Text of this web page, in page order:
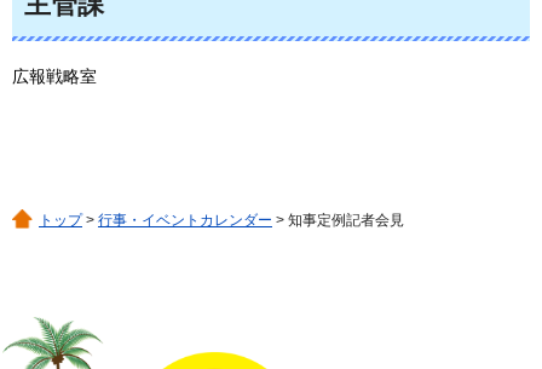
広報戦略室
トップ> 行事・イベントカレンダー > 知事定例記者会見